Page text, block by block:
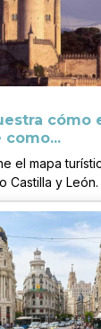
cómo
el mapa
Castilla y León.